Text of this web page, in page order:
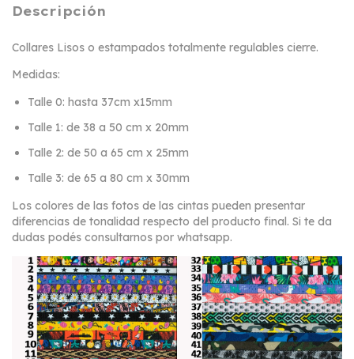
Descripción
Collares Lisos o estampados totalmente regulables cierre.
Medidas:
Talle 0: hasta 37cm x15mm
Talle 1: de 38 a 50 cm x 20mm
Talle 2: de 50 a 65 cm x 25mm
Talle 3: de 65 a 80 cm x 30mm
Los colores de las fotos de las cintas pueden presentar
diferencias de tonalidad respecto del producto final. Si te da
dudas podés consultarnos por whatsapp.